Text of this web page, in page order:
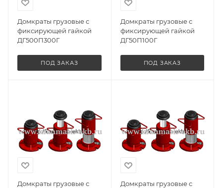
Домкраты грузовые с
фиксирующей гайкой
ДГ500П300Г
ПОД ЗАКАЗ
Домкраты грузовые с
фиксирующей гайкой
ДГ50П100Г
ПОД ЗАКАЗ
Домкраты грузовые с
Домкраты грузовые с